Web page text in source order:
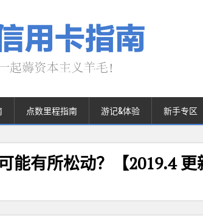
点数里程指南 游记&体验 新手专区
能有所松动？【2019.4